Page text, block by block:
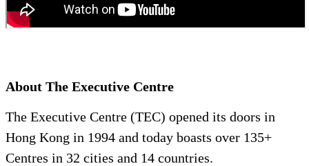
About The Executive Centre
The Executive Centre (TEC) opened its doors in
Hong Kong in 1994 and today boasts over 135+
Centres in 32 cities and 14 countries.